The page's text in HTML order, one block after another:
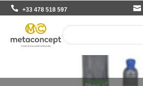
+33 478 518 597